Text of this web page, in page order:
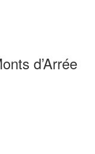
d’Arrée